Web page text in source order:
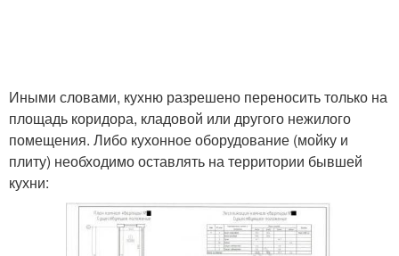
Иными словами, кухню разрешено переносить только на
площадь коридора, кладовой или другого нежилого
помещения. Либо кухонное оборудование (мойку и
плиту) необходимо оставлять на территории бывшей
кухни: